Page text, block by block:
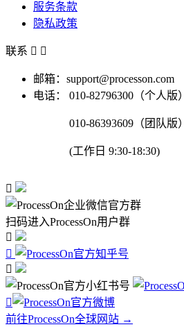
服务条款
隐私政策
联系  
邮箱：support@processon.com
电话：
010-82796300（个人版）
010-86393609（团队版）
(工作日 9:30-18:30)

扫码进入ProcessOn用户群




前往ProcessOn全球网站 →